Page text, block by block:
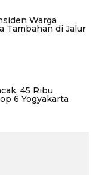
Warga
Tambahan di Jalur
45 Ribu
6 Yogyakarta